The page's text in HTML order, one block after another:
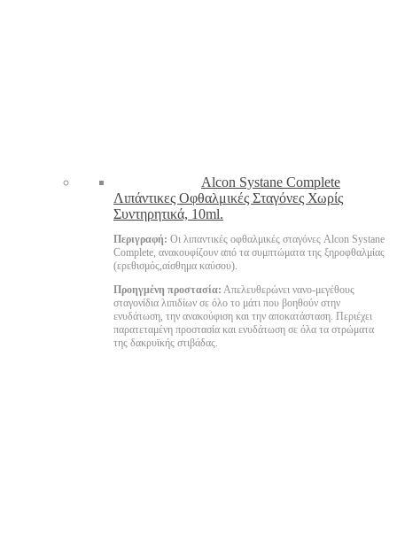
Alcon Systane Complete
Λιπάντικες Οφθαλμικές Σταγόνες Χωρίς
Συντηρητικά, 10ml.
Περιγραφή: Οι λιπαντικές οφθαλμικές σταγόνες Alcon Systane
Complete, ανακουφίζουν από τα συμπτώματα της ξηροφθαλμίας
(ερεθισμός,αίσθημα καύσου).
Προηγμένη προστασία: Απελευθερώνει νανο-μεγέθους
σταγονίδια λιπιδίων σε όλο το μάτι που βοηθούν στην
ενυδάτωση, την ανακούφιση και την αποκατάσταση. Περιέχει
παρατεταμένη προστασία και ενυδάτωση σε όλα τα στρώματα
της δακρυϊκής στιβάδας.